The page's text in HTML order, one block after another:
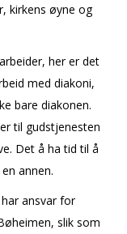
kirkens øyne og
her er det
med diakoni,
bare diakonen.
til gudstjenesten
Det å ha tid til å
annen.
ansvar for
slik som